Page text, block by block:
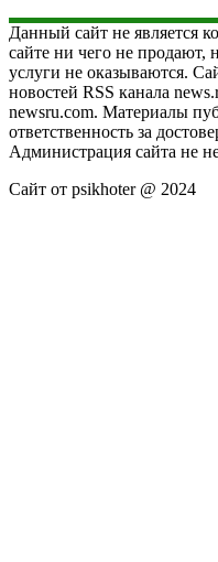
Данный сайт не является
сайте ни чего не продают,
услуги не оказываются.
новостей RSS канала
newsru.com. Материалы
ответственность за
Администрация сайта не
Сайт от psikhoter @ 2024